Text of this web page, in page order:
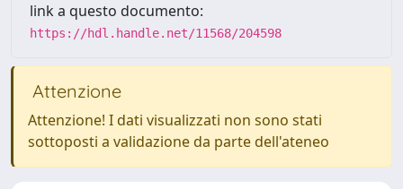
link a questo documento:
https://hdl.handle.net/11568/204598
Attenzione
Attenzione! I dati visualizzati non sono stati
sottoposti a validazione da parte dell'ateneo